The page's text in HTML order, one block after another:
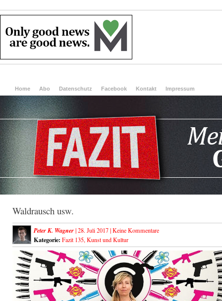
Home Abo Datenschutz Facebook Kontakt Impressum
Waldrausch usw.
Peter K. Wagner| 28. Juli 2017 |Keine Kommentare
Kategorie: Fazit 135, Kunst und Kultur